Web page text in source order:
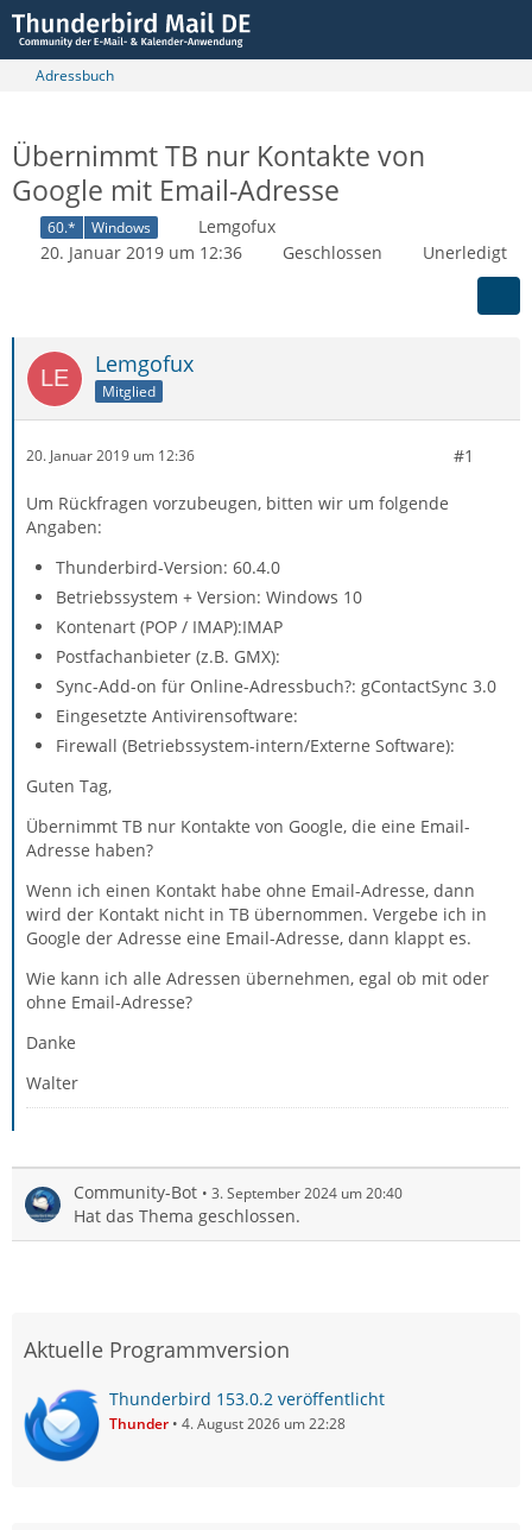
Adressbuch
Übernimmt TB nur Kontakte von
Google mit Email-Adresse
60.* Windows
Lemgofux
20. Januar 2019 um 12:36
Geschlossen Unerledigt
Lemgofux
Mitglied
20. Januar 2019 um 12:36 #1
Um Rückfragen vorzubeugen, bitten wir um folgende
Angaben:
Thunderbird-Version: 60.4.0
Betriebssystem + Version: Windows 10
Kontenart (POP / IMAP):IMAP
Postfachanbieter (z.B. GMX):
Sync-Add-on für Online-Adressbuch?: gContactSync 3.0
Eingesetzte Antivirensoftware:
Firewall (Betriebssystem-intern/Externe Software):
Guten Tag,
Übernimmt TB nur Kontakte von Google, die eine Email-
Adresse haben?
Wenn ich einen Kontakt habe ohne Email-Adresse, dann
wird der Kontakt nicht in TB übernommen. Vergebe ich in
Google der Adresse eine Email-Adresse, dann klappt es.
Wie kann ich alle Adressen übernehmen, egal ob mit oder
ohne Email-Adresse?
Danke
Walter
Community-Bot 3. September 2024 um 20:40
Hat das Thema geschlossen.
Aktuelle Programmversion
Thunderbird 153.0.2 veröffentlicht
Thunder 4. August 2026 um 22:28